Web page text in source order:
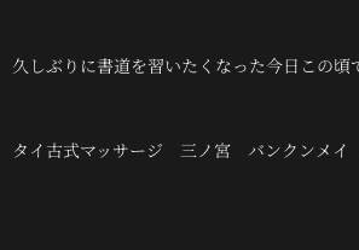
久しぶりに書道を習いたくなった今日この頃
タイ古式マッサージ 三ノ宮 バンクンメ